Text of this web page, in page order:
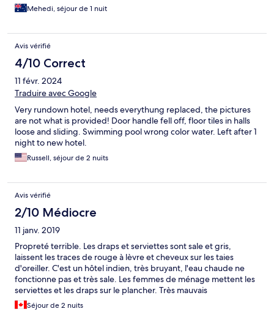
Mehedi, séjour de 1 nuit
Avis vérifié
4/10 Correct
11 févr. 2024
Traduire avec Google
Very rundown hotel, needs everythung replaced, the pictures
are not what is provided! Door handle fell off, floor tiles in halls
loose and sliding. Swimming pool wrong color water. Left after 1
night to new hotel.
Russell, séjour de 2 nuits
Avis vérifié
2/10 Médiocre
11 janv. 2019
Propreté terrible. Les draps et serviettes sont sale et gris,
laissent les traces de rouge à lèvre et cheveux sur les taies
d'oreiller. C'est un hôtel indien, très bruyant, l'eau chaude ne
fonctionne pas et très sale. Les femmes de ménage mettent les
serviettes et les draps sur le plancher. Très mauvais
emplacement. Les insectes courent partout dans la chambre.
Nous voulons partir le le soir même , mais après une longue
Séjour de 2 nuits